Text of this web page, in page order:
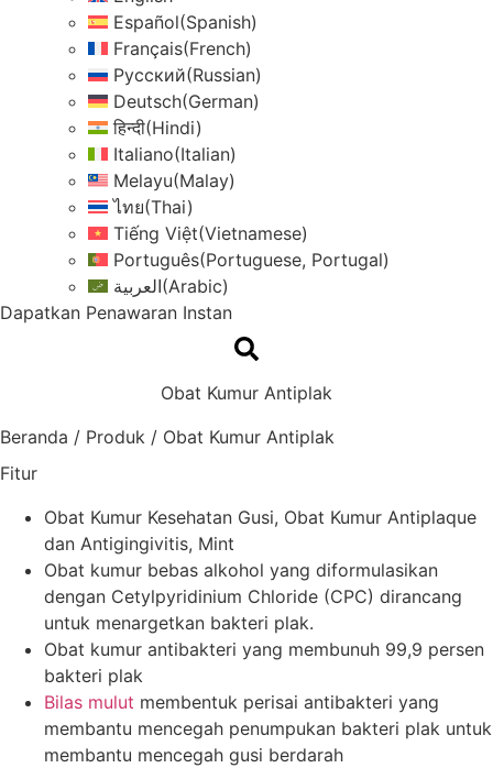
Español(Spanish)
Français(French)
Русский(Russian)
Deutsch(German)
हिन्दी(Hindi)
Italiano(Italian)
Melayu(Malay)
ไทย(Thai)
Tiếng Việt(Vietnamese)
Português(Portuguese, Portugal)
العربية(Arabic)
Dapatkan Penawaran Instan
Obat Kumur Antiplak
Beranda / Produk / Obat Kumur Antiplak
Fitur
Obat Kumur Kesehatan Gusi, Obat Kumur Antiplaque
dan Antigingivitis, Mint
Obat kumur bebas alkohol yang diformulasikan
dengan Cetylpyridinium Chloride (CPC) dirancang
untuk menargetkan bakteri plak.
Obat kumur antibakteri yang membunuh 99,9 persen
bakteri plak
Bilas mulut membentuk perisai antibakteri yang
membantu mencegah penumpukan bakteri plak untuk
membantu mencegah gusi berdarah